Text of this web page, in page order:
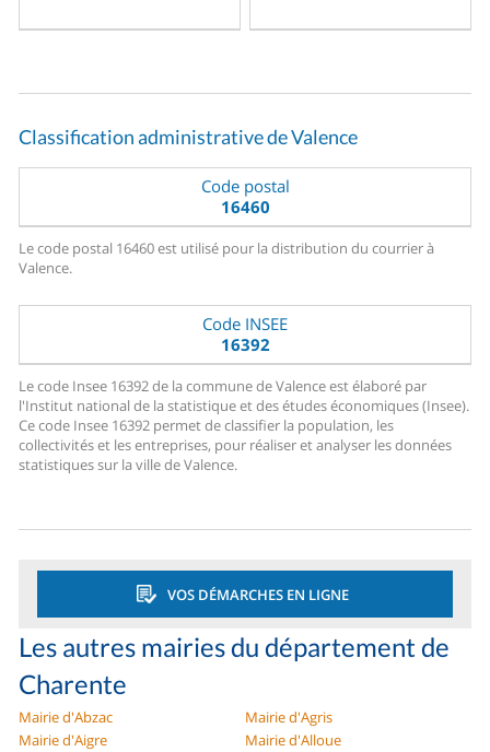
Classification administrative de Valence
Code postal
16460
Le code postal 16460 est utilisé pour la distribution du courrier à
Valence.
Code INSEE
16392
Le code Insee 16392 de la commune de Valence est élaboré par
l'Institut national de la statistique et des études économiques (Insee).
Ce code Insee 16392 permet de classifier la population, les
collectivités et les entreprises, pour réaliser et analyser les données
statistiques sur la ville de Valence.
VOS DÉMARCHES EN LIGNE
Les autres mairies du département de
Charente
Mairie d'Abzac
Mairie d'Agris
Mairie d'Aigre
Mairie d'Alloue